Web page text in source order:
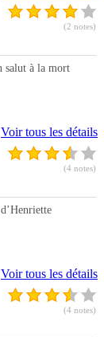
(2 notes)
salut à la mort
Voir tous les détails
(4 notes)
Voir tous les détails
(4 notes)